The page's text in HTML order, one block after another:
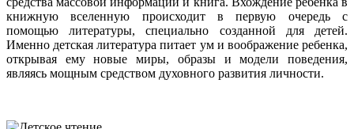
книжную вселенную происходит в первую очередь с
помощью литературы, специально созданной для детей.
Именно детская литература питает ум и воображение ребенка,
открывая ему новые миры, образы и модели поведения,
являясь мощным средством духовного развития личности.